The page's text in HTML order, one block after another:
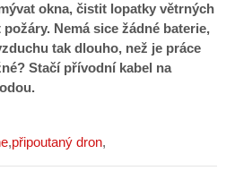
okna, čistit lopatky větrných
Nemá sice žádné baterie,
tak dlouho, než je práce
Stačí přívodní kabel na
připoutaný dron